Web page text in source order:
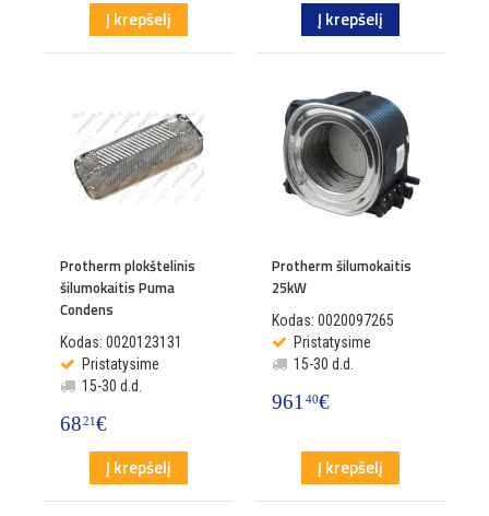
Į krepšelį Į krepšelį
Protherm plokštelinis
šilumokaitis Puma
Condens
Kodas: 0020123131
Pristatysime
15-30 d.d.
6821€
Į krepšelį
Protherm šilumokaitis
25kW
Kodas: 0020097265
Pristatysime
15-30 d.d.
96140€
Į krepšelį